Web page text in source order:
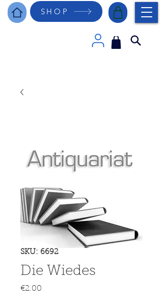
SHOP
SKU: 6692
Die Wiedes
€2.00